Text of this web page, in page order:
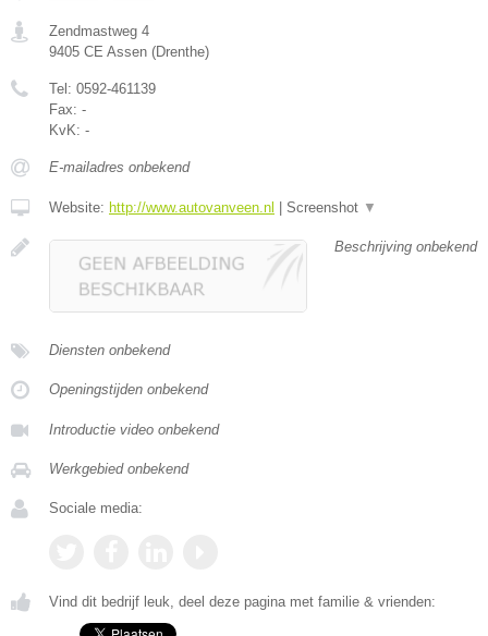
Zendmastweg 4
9405 CE Assen (Drenthe)
Tel: 0592-461139
Fax: -
KvK: -
E-mailadres onbekend
Website: http://www.autovanveen.nl Screenshot ▼
Beschrijving onbekend
Diensten onbekend
Openingstijden onbekend
Introductie video onbekend
Werkgebied onbekend
Sociale media:
Vind dit bedrijf leuk, deel deze pagina met familie & vrienden: